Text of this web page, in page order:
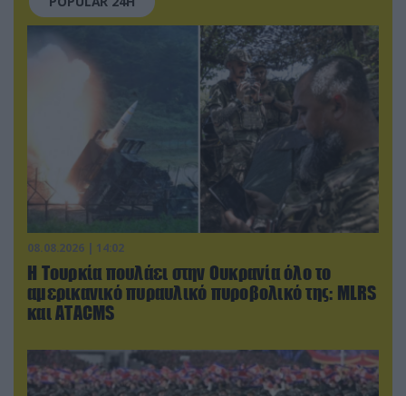
08.08.2026 | 14:02
Η Τουρκία πουλάει στην Ουκρανία όλο το
αμερικανικό πυραυλικό πυροβολικό της: MLRS
και ΑΤΑCMS